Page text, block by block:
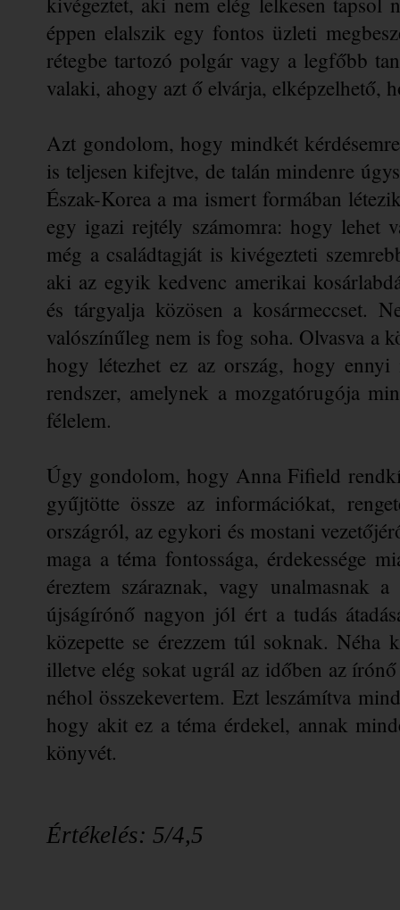
éppen elalszik egy fontos üzleti
rétegbe tartozó polgár vagy a legfőbb
valaki, ahogy azt ő elvárja, elképzelhető,
Azt gondolom, hogy mindkét
is teljesen kifejtve, de talán mindenre
Észak-Korea a ma ismert formában
egy igazi rejtély számomra: hogy lehet
még a családtagját is kivégezteti
aki az egyik kedvenc amerikai
és tárgyalja közösen a kosármeccset.
valószínűleg nem is fog soha. Olvasva a
hogy létezhet ez az ország, hogy
rendszer, amelynek a mozgatórugója
félelem.
Úgy gondolom, hogy Anna Fifield
gyűjtötte össze az információkat,
országról, az egykori és mostani
maga a téma fontossága, érdekessége
éreztem száraznak, vagy unalmasnak
újságírónő nagyon jól ért a tudás
közepette se érezzem túl soknak. Néha
illetve elég sokat ugrál az időben az
néhol összekevertem. Ezt leszámítva
hogy akit ez a téma érdekel, annak
könyvét.
Értékelés: 5/4,5